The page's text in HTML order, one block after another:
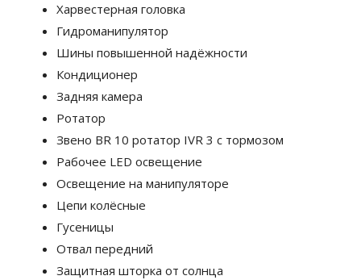
Харвестерная головка
Гидроманипулятор
Шины повышенной надёжности
Кондиционер
Задняя камера
Ротатор
Звено BR 10 ротатор IVR 3 с тормозом
Рабочее LED освещение
Освещение на манипуляторе
Цепи колёсные
Гусеницы
Отвал передний
Защитная шторка от солнца